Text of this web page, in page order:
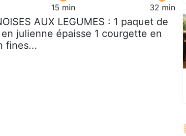
15 min 32 min
AUX LEGUMES : 1 paquet de
julienne épaisse 1 courgette en
fines...